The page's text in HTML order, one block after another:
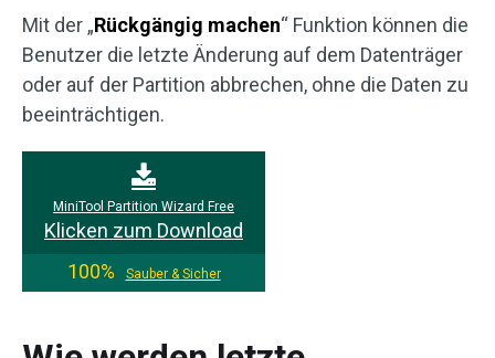
Mit der „Rückgängig machen“ Funktion können die
Benutzer die letzte Änderung auf dem Datenträger
oder auf der Partition abbrechen, ohne die Daten zu
beeinträchtigen.
MiniTool Partition Wizard Free
Klicken zum Download
100%
Sauber & Sicher